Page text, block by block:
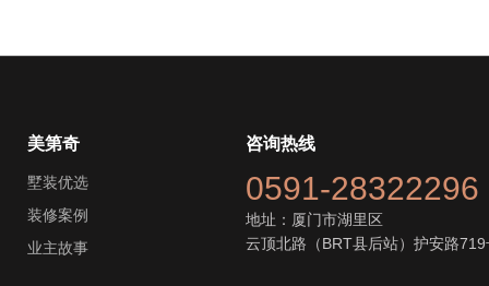
美第奇
墅装优选
装修案例
业主故事
咨询热线
0591-28322296
地址：厦门市湖里区
云顶北路（BRT县后站）护安路719